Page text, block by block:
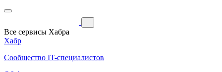
Все сервисы Хабра
Хабр
Сообщество IT-специалистов